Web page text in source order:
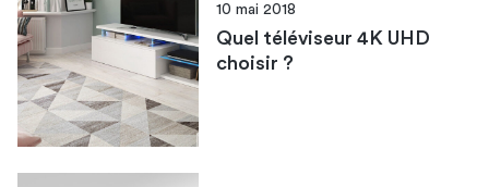
10 mai 2018
Quel téléviseur 4K UHD
choisir ?